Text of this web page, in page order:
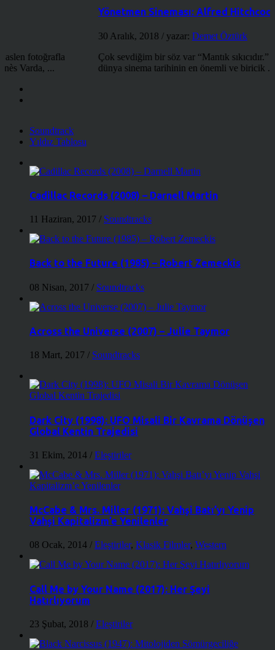
Yönetmen Sineması: Alfred Hitchcock
/ yazar:Demet Öztürk
Çok sevdiğim bir söz var “Mantık sıkıcıdır.” Alfred Hitchcock
dünya sinema tarihinin en önemli ve biricik ...
Soundtrack
Yıldız Tablosu
Cadillac Records (2008) – Darnell Martin
11 Haziran, 2017 / Soundtracks
Back to the Future (1985) – Robert Zemeckis
08 Nisan, 2017 / Soundtracks
Across the Universe (2007) – Julie Taymor
18 Mart, 2017 / Soundtracks
Dark City (1998): UFO Misali Bir Kavrama Dönüşen
Global Kentin Trajedisi
31 Ekim, 2014 / Eleştiriler
McCabe & Mrs. Miller (1971): Vahşi Batı’yı Yenip
Vahşi Kapitalizm’e Yenilenler
08 Ocak, 2014 / Eleştiriler, Klasik Filmler, Western
Call Me by Your Name (2017): Her Şeyi
Hatırlıyorum
23 Şubat, 2018 / Eleştiriler